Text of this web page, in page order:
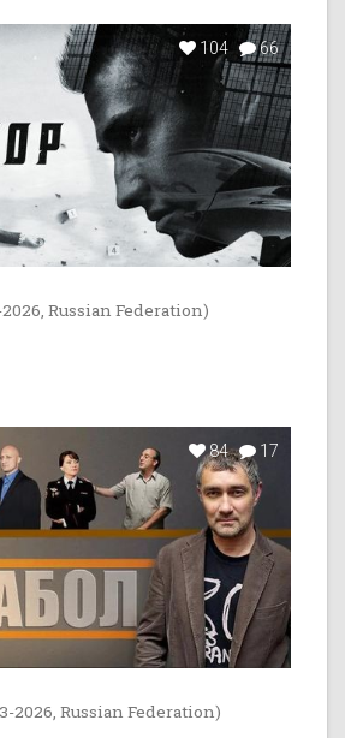
104 66
2026, Russian Federation)
84 17
2026, Russian Federation)